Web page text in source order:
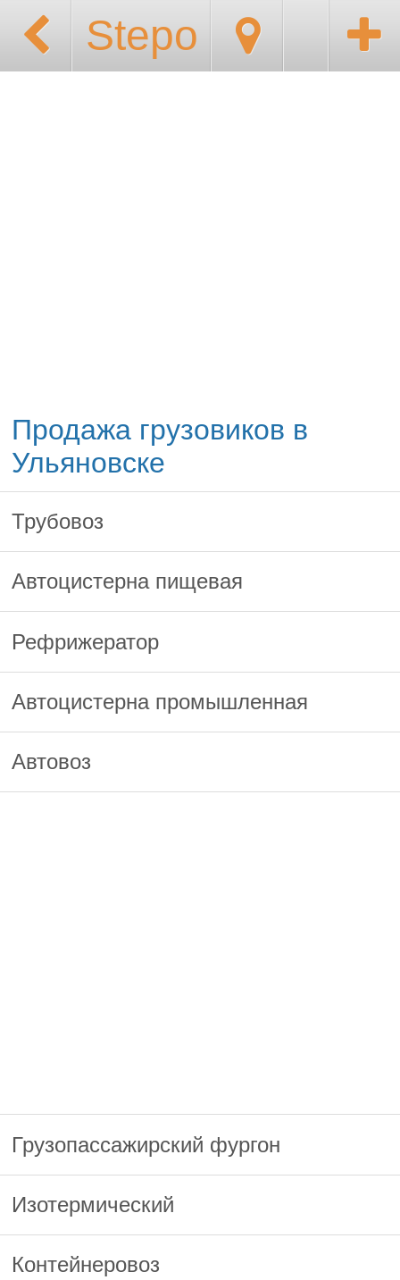
Stepo
Продажа грузовиков в
Ульяновске
Трубовоз
Автоцистерна пищевая
Рефрижератор
Автоцистерна промышленная
Автовоз
Грузопассажирский фургон
Изотермический
Контейнеровоз